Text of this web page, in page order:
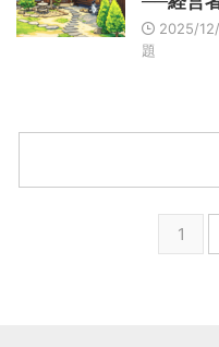
2025/
題
1